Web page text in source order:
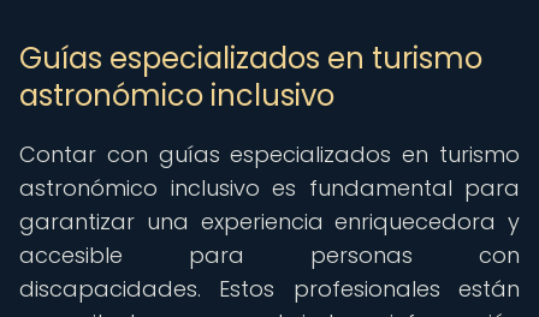
Guías especializados en turismo
astronómico inclusivo
Contar con guías especializados en turismo
astronómico inclusivo es fundamental para
garantizar una experiencia enriquecedora y
accesible para personas con
discapacidades. Estos profesionales están